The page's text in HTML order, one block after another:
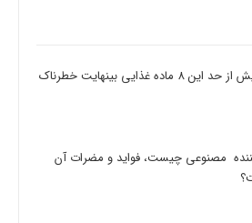
مصرف بیش از حد این 8 ماده غذایی بینهایت خطرناک
مصنوعی چیست، فواید و مضرات آن